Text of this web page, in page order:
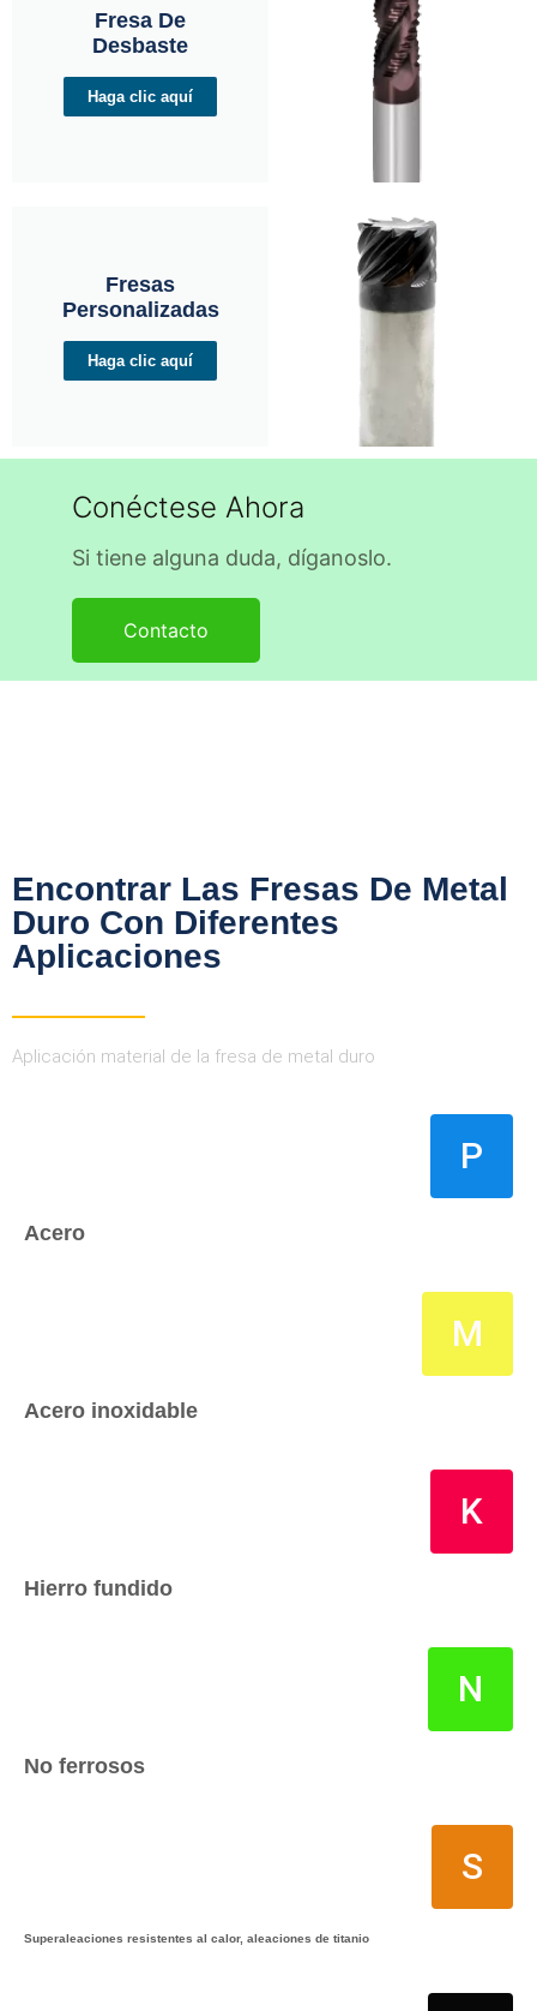
Fresa De
Desbaste
Haga clic aquí
Fresas
Personalizadas
Haga clic aquí
Conéctese Ahora
Si tiene alguna duda, díganoslo.
Contacto
Encontrar Las Fresas De Metal
Duro Con Diferentes
Aplicaciones
Aplicación material de la fresa de metal duro
P
Acero
M
Acero inoxidable
K
Hierro fundido
N
No ferrosos
S
Superaleaciones resistentes al calor, aleaciones de titanio